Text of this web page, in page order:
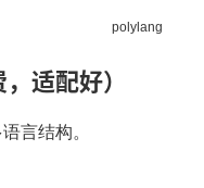
polylang
适配好）
言结构。